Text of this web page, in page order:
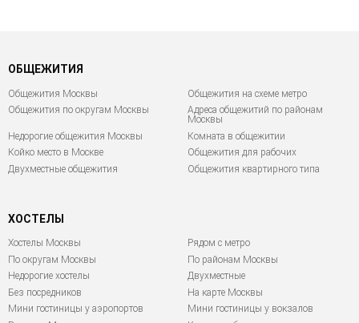
ОБЩЕЖИТИЯ
Общежития Москвы
Общежития на схеме метро
Общежития по округам Москвы
Адреса общежитий по районам
Москвы
Недорогие общежития Москвы
Комната в общежитии
Койко место в Москве
Общежития для рабочих
Двухместные общежития
Общежития квартирного типа
ХОСТЕЛЫ
Хостелы Москвы
По округам Москвы
Недорогие хостелы
Без посредников
Мини гостиницы у аэропортов
Рядом с метро
По районам Москвы
Двухместные
На карте Москвы
Мини гостиницы у вокзалов